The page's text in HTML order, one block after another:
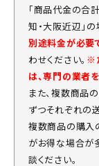
「商品代金の合
知・大阪近辺」
別途料金が必要で
わせください。 ※
は、専門の業者
また、複数商品
ずつそれぞれの
複数商品の購入
がお得な場合が
談ください。